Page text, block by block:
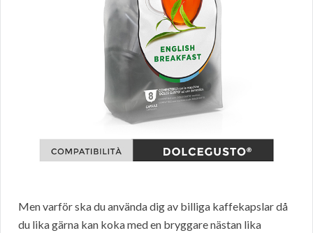
Men varför ska du använda dig av billiga kaffekapslar då
du lika gärna kan koka med en bryggare nästan lika